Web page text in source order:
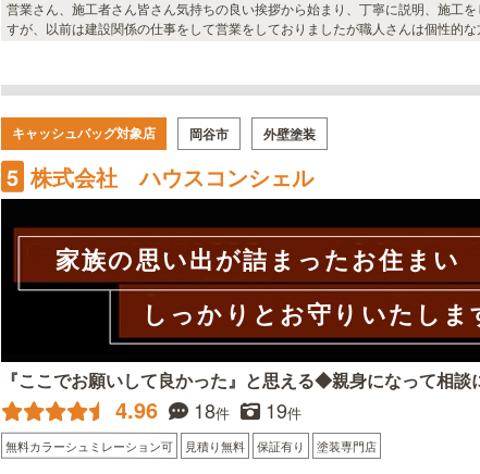
営業さん、施工者さん皆さん気持ちの良い挨拶から始まり、丁寧に説明、施工
すが、以前は建設関係の仕事をして営業をしておりましたが職人さんは個性的
キャッシュバッグ対象店 岡谷市 外壁塗装
5 株式会社 ハウスコンシェル
家族の思い出が詰まったお住まい
しっかりとお守りいたしま
『ここでお願いして良かった』と思える◆親身になって相談
4.96 18件 19件
無料カラーシュミレーション可 見積り無料 保証有り 塗装専門店